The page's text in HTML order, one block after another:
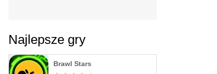
Najlepsze gry
Brawl Stars